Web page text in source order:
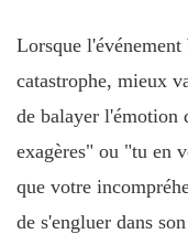
Lorsque
catastrophe, mieux
de balayer l'émotion
exagères" ou "tu en
que votre
de s'engluer dans